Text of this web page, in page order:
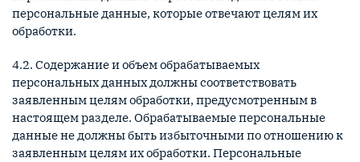
персональные данные, которые отвечают целям их
обработки.
4.2. Содержание и объем обрабатываемых
персональных данных должны соответствовать
заявленным целям обработки, предусмотренным в
настоящем разделе. Обрабатываемые персональные
данные не должны быть избыточными по отношению к
заявленным целям их обработки. Персональные